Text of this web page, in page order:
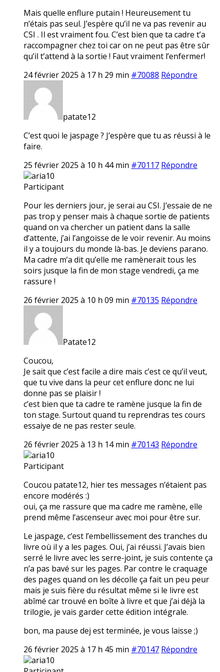
Mais quelle enflure putain ! Heureusement tu
n’étais pas seul. J’espère qu’il ne va pas revenir au
CSI . Il est vraiment fou. C’est bien que ta cadre t’a
raccompagner chez toi car on ne peut pas être sûr
qu’il t’attend à la sortie ! Faut vraiment l’enfermer!
24 février 2025 à 17 h 29 min #70088 Répondre
patate12
C’est quoi le jaspage ? J’espère que tu as réussi à le
faire.
25 février 2025 à 10 h 44 min #70117 Répondre
aria10
Participant
Pour les derniers jour, je serai au CSI. J’essaie de ne
pas trop y penser mais à chaque sortie de patients
quand on va chercher un patient dans la salle
d’attente, j’ai l’angoisse de le voir revenir. Au moins
il y a toujours du monde là-bas. Je deviens parano.
Ma cadre m’a dit qu’elle me ramènerait tous les
soirs jusque la fin de mon stage vendredi, ça me
rassure !
26 février 2025 à 10 h 09 min #70135 Répondre
Patate12
Coucou,
Je sait que c’est facile a dire mais c’est ce qu’il veut,
que tu vive dans la peur cet enflure donc ne lui
donne pas se plaisir !
c’est bien que ta cadre te ramène jusque la fin de
ton stage. Surtout quand tu reprendras tes cours
essaiye de ne pas rester seule.
26 février 2025 à 13 h 14 min #70143 Répondre
aria10
Participant
Coucou patate12, hier tes messages n’étaient pas
encore modérés :)
oui, ça me rassure que ma cadre me ramène, elle
prend même l’ascenseur avec moi pour être sur.
Le jaspage, c’est l’embellissement des tranches du
livre où il y a les pages. Oui, j’ai réussi. J’avais bien
serré le livre avec les serre-joint, je suis contente ça
n’a pas bavé sur les pages. Par contre le craquage
des pages quand on les décolle ça fait un peu peur
mais je suis fière du résultat même si le livre est
abîmé car trouvé en boîte à livre et que j’ai déjà la
trilogie, je vais garder cette édition intégrale.
bon, ma pause dej est terminée, je vous laisse ;)
26 février 2025 à 17 h 45 min #70147 Répondre
aria10